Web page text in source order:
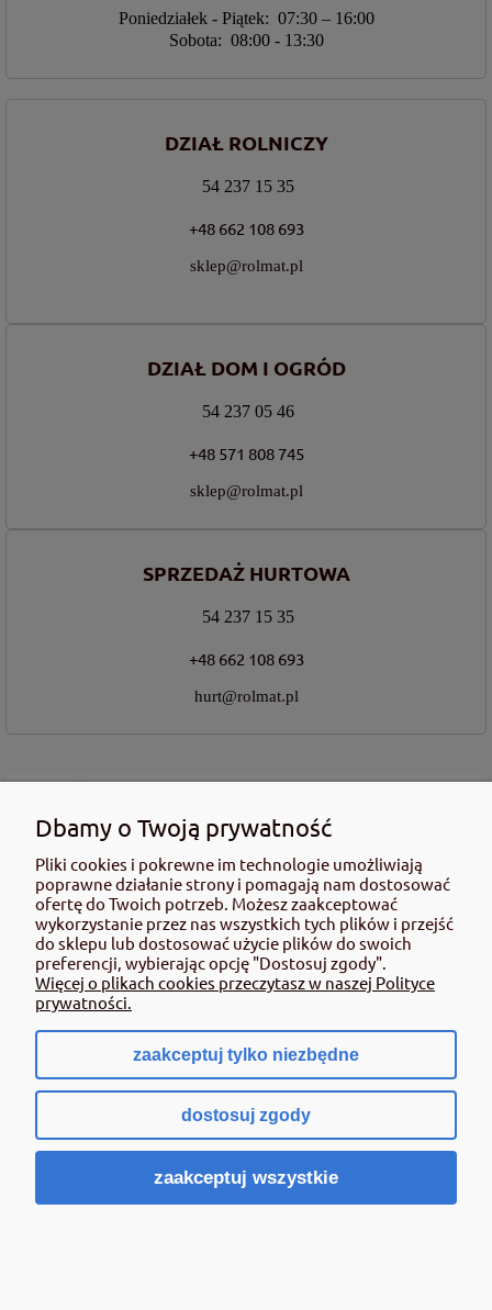
Poniedziałek - Piątek: 07:30 – 16:00
Sobota: 08:00 - 13:30
DZIAŁ ROLNICZY
54 237 15 35
+48 662 108 693
sklep@rolmat.pl
DZIAŁ DOM I OGRÓD
54 237 05 46
+48 571 808 745
sklep@rolmat.pl
SPRZEDAŻ HURTOWA
54 237 15 35
+48 662 108 693
hurt@rolmat.pl
KUPUJĄC ŚRODKI OCHRONY ROŚLIN PAMIĘTAJ: Ze środków ochrony
roślin należy korzystać z zachowaniem bezpieczeństwa. Przed każdym
użyciem przeczytaj informacje zamieszczone w etykiecie i informacje
dotyczące produktu. Zwróć uwagę na zwroty wskazujące rodzaj zagrożenia
oraz przestrzegaj środków bezpieczeństwa zamieszczonych w etykiecie.
Środki ochrony roślin do użytku profesjonalnego mogą być nabyte tylko i
wyłącznie przez osoby pełnoletnie oraz posiadające kwalifikacje
wymagane od osób nabywających środki ochrony roślin określone w
ustawie (art. 28 Ustawy z dn. 8 marca 2013 r. o Środkach Ochrony Roślin Dz.
Ustw 2020 poz.2097 z pózn. zm.) Niespełnienie powyższych warunków jest
złamaniem regulaminu sklepu.
pokaż pełną wersję strony
Sklep internetowy Shoper.pl
Dbamy o Twoją prywatność
Pliki cookies i pokrewne im technologie umożliwiają
poprawne działanie strony i pomagają nam dostosować
ofertę do Twoich potrzeb. Możesz zaakceptować
wykorzystanie przez nas wszystkich tych plików i przejść
do sklepu lub dostosować użycie plików do swoich
preferencji, wybierając opcję "Dostosuj zgody".
Więcej o plikach cookies przeczytasz w naszej Polityce
prywatności.
zaakceptuj tylko niezbędne
dostosuj zgody
zaakceptuj wszystkie